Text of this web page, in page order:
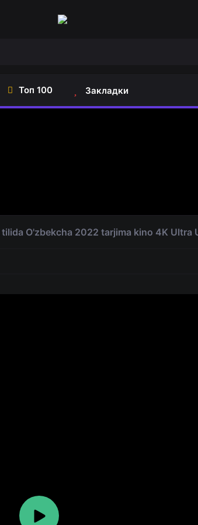
Топ 100 Закладки
O'zbekcha 2022 tarjima kino 4K Ultra